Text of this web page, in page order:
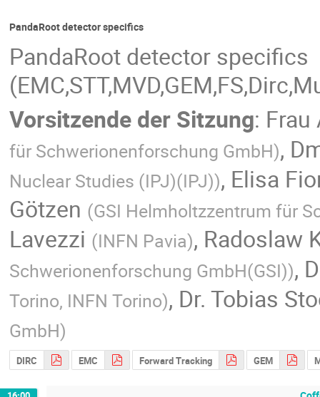
PandaRoot detector specifics
PandaRoot detector specifics
Vorsitzende der Sitzung: Frau
für Schwerionenforschung GmbH),
Nuclear Studies (IPJ)(IPJ)), Elisa
Götzen (GSI Helmholtzzentrum für
Lavezzi (INFN Pavia), Radoslaw
Schwerionenforschung GmbH(GSI)),
Torino, INFN Torino), Dr. Tobias
GmbH)
DIRC EMC Forward Tracking GEM